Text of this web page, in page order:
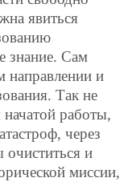
явиться
знание. Сам
направлении и
Так не
работы,
через
и
миссии,